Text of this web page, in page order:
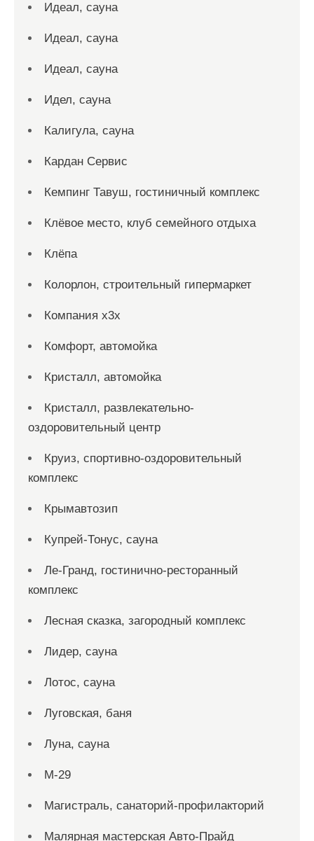
Идеал, сауна
Идеал, сауна
Идеал, сауна
Идел, сауна
Калигула, сауна
Кардан Сервис
Кемпинг Тавуш, гостиничный комплекс
Клёвое место, клуб семейного отдыха
Клёпа
Колорлон, строительный гипермаркет
Компания x3x
Комфорт, автомойка
Кристалл, автомойка
Кристалл, развлекательно-
оздоровительный центр
Круиз, спортивно-оздоровительный
комплекс
Крымавтозип
Купрей-Тонус, сауна
Ле-Гранд, гостинично-ресторанный
комплекс
Лесная сказка, загородный комплекс
Лидер, сауна
Лотос, сауна
Луговская, баня
Луна, сауна
М-29
Магистраль, санаторий-профилакторий
Малярная мастерская Авто-Прайд